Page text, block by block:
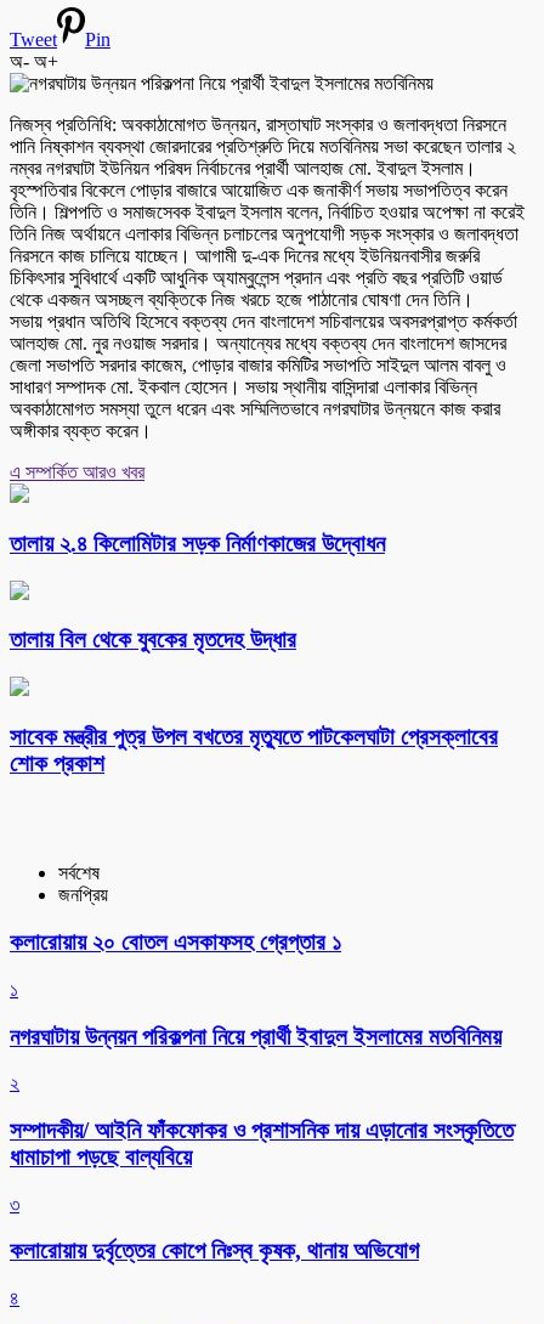
Tweet
Pin
অ- অ+
নিজস্ব প্রতিনিধি: অবকাঠামোগত উন্নয়ন, রাস্তাঘাট সংস্কার ও জলাবদ্ধতা নিরসনে
পানি নিষ্কাশন ব্যবস্থা জোরদারের প্রতিশ্রুতি দিয়ে মতবিনিময় সভা করেছেন তালার ২
নম্বর নগরঘাটা ইউনিয়ন পরিষদ নির্বাচনের প্রার্থী আলহাজ মো. ইবাদুল ইসলাম।
বৃহস্পতিবার বিকেলে পোড়ার বাজারে আয়োজিত এক জনাকীর্ণ সভায় সভাপতিত্ব করেন
তিনি। শিল্পপতি ও সমাজসেবক ইবাদুল ইসলাম বলেন, নির্বাচিত হওয়ার অপেক্ষা না করেই
তিনি নিজ অর্থায়নে এলাকার বিভিন্ন চলাচলের অনুপযোগী সড়ক সংস্কার ও জলাবদ্ধতা
নিরসনে কাজ চালিয়ে যাচ্ছেন। আগামী দু-এক দিনের মধ্যে ইউনিয়নবাসীর জরুরি
চিকিৎসার সুবিধার্থে একটি আধুনিক অ্যাম্বুলেন্স প্রদান এবং প্রতি বছর প্রতিটি ওয়ার্ড
থেকে একজন অসচ্ছল ব্যক্তিকে নিজ খরচে হজে পাঠানোর ঘোষণা দেন তিনি।
সভায় প্রধান অতিথি হিসেবে বক্তব্য দেন বাংলাদেশ সচিবালয়ের অবসরপ্রাপ্ত কর্মকর্তা
আলহাজ মো. নুর নওয়াজ সরদার। অন্যান্যের মধ্যে বক্তব্য দেন বাংলাদেশ জাসদের
জেলা সভাপতি সরদার কাজেম, পোড়ার বাজার কমিটির সভাপতি সাইদুল আলম বাবলু ও
সাধারণ সম্পাদক মো. ইকবাল হোসেন। সভায় স্থানীয় বাসিন্দারা এলাকার বিভিন্ন
অবকাঠামোগত সমস্যা তুলে ধরেন এবং সম্মিলিতভাবে নগরঘাটার উন্নয়নে কাজ করার
অঙ্গীকার ব্যক্ত করেন।
এ সম্পর্কিত আরও খবর
তালায় ২.৪ কিলোমিটার সড়ক নির্মাণকাজের উদ্বোধন
তালায় বিল থেকে যুবকের মৃতদেহ উদ্ধার
সাবেক মন্ত্রীর পুত্র উপল বখতের মৃত্যুতে পাটকেলঘাটা প্রেসক্লাবের
শোক প্রকাশ
সর্বশেষ
জনপ্রিয়
কলারোয়ায় ২০ বোতল এসকাফসহ গ্রেপ্তার ১
১
নগরঘাটায় উন্নয়ন পরিকল্পনা নিয়ে প্রার্থী ইবাদুল ইসলামের মতবিনিময়
২
সম্পাদকীয়/ আইনি ফাঁকফোকর ও প্রশাসনিক দায় এড়ানোর সংস্কৃতিতে
ধামাচাপা পড়ছে বাল্যবিয়ে
৩
কলারোয়ায় দুর্বৃত্তের কোপে নিঃস্ব কৃষক, থানায় অভিযোগ
৪